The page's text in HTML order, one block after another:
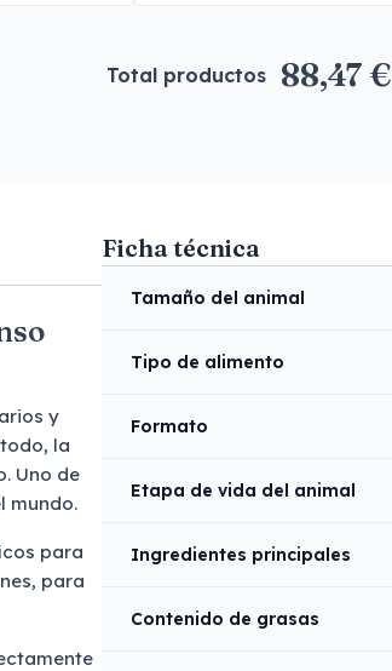
Total productos 88,47 €
y
la
Uno de
mundo.
para
para
Ficha técnica
Tamaño del animal
Tipo de alimento
Formato
Etapa de vida del animal
Ingredientes principales
Contenido de grasas